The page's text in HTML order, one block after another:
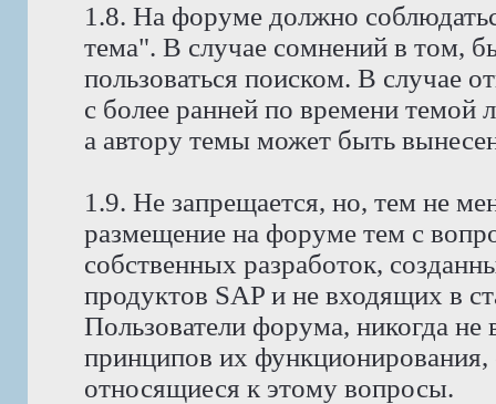
1.8. На форуме должно
тема". В случае сомнений в том,
пользоваться поиском. В случае
с более ранней по времени темой
а автору темы может быть
1.9. Не запрещается, но, тем не
размещение на форуме тем с
собственных разработок,
продуктов SAP и не входящих в
Пользователи форума, никогда
принципов их
относящиеся к этому вопросы.